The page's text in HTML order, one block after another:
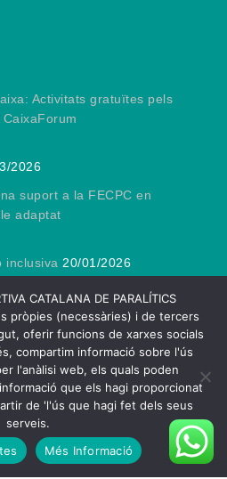
Activitats gratuïtes pels
2026
suport a la FECPC en
adaptat
inclusiva 20/01/2026
2026
Catalana de Persones amb Lesió
Cerebral
Spiracle Themes
CATALANA DE PARALÍTICS
pròpies (necessàries) i de tercers
oferir funcions de xarxes socials
compartim informació sobre l'ús
l'anàlisi web, els quals poden
que els hagi proporcionat
de 'l'ús que hagi fet dels seus
serveis.
Més Informació